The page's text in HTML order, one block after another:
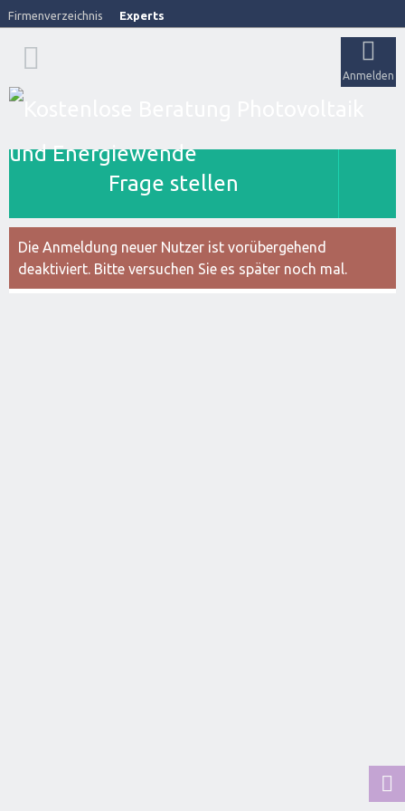
Firmenverzeichnis Experts
Anmelden
Frage stellen
Die Anmeldung neuer Nutzer ist vorübergehend
deaktiviert. Bitte versuchen Sie es später noch mal.